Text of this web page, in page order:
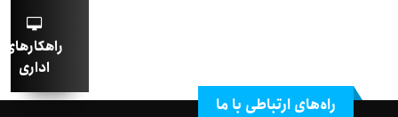
راهکارهای
اداری
راه‌های ارتباطی با ما